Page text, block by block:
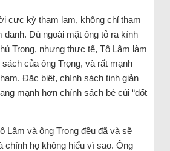
cực kỳ tham lam, không chỉ tham
danh. Dù ngoài mặt ông tỏ ra kính
Trọng, nhưng thực tế, Tô Lâm làm
của ông Trọng, và rất mạnh
Đặc biệt, chính sách tinh giản
mạnh hơn chính sách bẻ củi “đốt
Lâm và ông Trọng đều đã và sẽ
chính họ không hiểu vì sao. Ông